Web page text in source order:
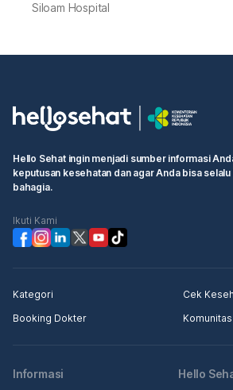
Siloam Hospital
Hello Sehat ingin menjadi sumber informasi
keputusan kesehatan dan agar Anda bisa
bahagia.
Ikuti Kami
Kategori
Cek
Booking Dokter
Komunitas
Informasi Hello